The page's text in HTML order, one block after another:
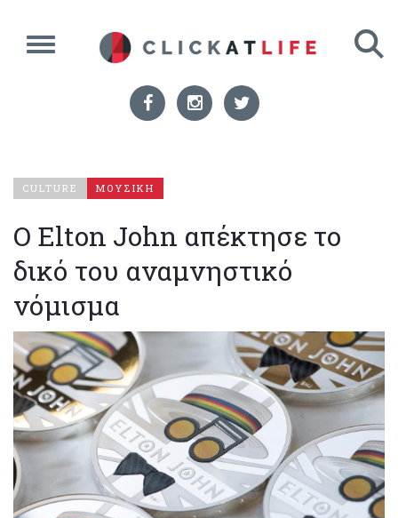
CULTURE ΜΟΥΣΙΚΗ
Ο Elton John απέκτησε το
δικό του αναμνηστικό
νόμισμα